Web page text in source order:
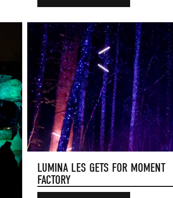
LUMINA LES GETS FOR MOMENT
FACTORY